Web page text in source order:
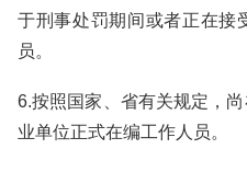
于刑事处罚期间或者正在接
员。
6.按照国家、省有关规定，
业单位正式在编工作人员。